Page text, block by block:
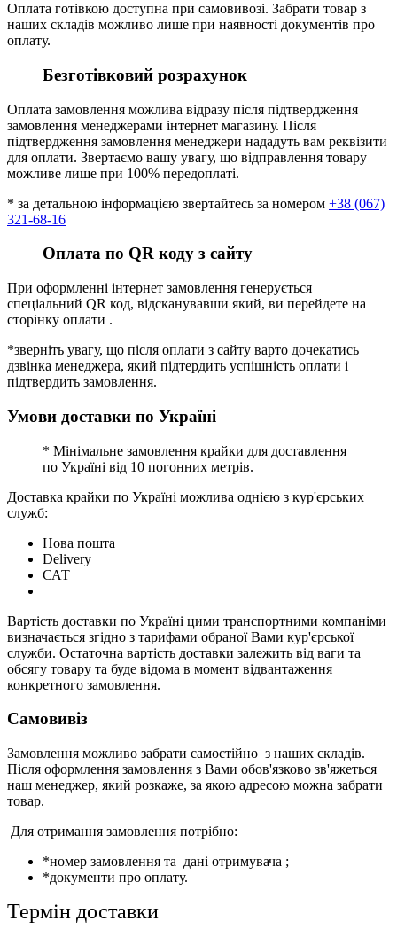
Оплата готівкою доступна при самовивозі. Забрати товар з
наших складів можливо лише при наявності документів про
оплату.
Безготівковий розрахунок
Оплата замовлення можлива відразу після підтвердження
замовлення менеджерами інтернет магазину. Після
підтвердження замовлення менеджери нададуть вам реквізити
для оплати. Звертаємо вашу увагу, що відправлення товару
можливе лише при 100% передоплаті.
* за детальною інформацією звертайтесь за номером +38 (067)
321-68-16
Оплата по QR коду з сайту
При оформленні інтернет замовлення генерується
спеціальний QR код, відсканувавши який, ви перейдете на
сторінку оплати .
*зверніть увагу, що після оплати з сайту варто дочекатись
дзвінка менеджера, який підтердить успішність оплати і
підтвердить замовлення.
Умови доставки по Україні
* Мінімальне замовлення крайки для доставлення
по Україні від 10 погонних метрів.
Доставка крайки по Україні можлива однією з кур'єрських
служб:
Нова пошта
Delivery
САТ
Вартість доставки по Україні цими транспортними компаніми
визначається згідно з тарифами обраної Вами кур'єрської
служби. Остаточна вартість доставки залежить від ваги та
обсягу товару та буде відома в момент відвантаження
конкретного замовлення.
Самовивіз
Замовлення можливо забрати самостійно з наших складів.
Після оформлення замовлення з Вами обов'язково зв'яжеться
наш менеджер, який розкаже, за якою адресою можна забрати
товар.
Для отримання замовлення потрібно:
*номер замовлення та дані отримувача ;
*документи про оплату.
Термін доставки